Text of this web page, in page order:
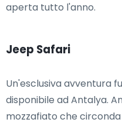
aperta tutto l'anno.
Jeep Safari
Un'esclusiva avventura
disponibile ad Antalya.
mozzafiato che